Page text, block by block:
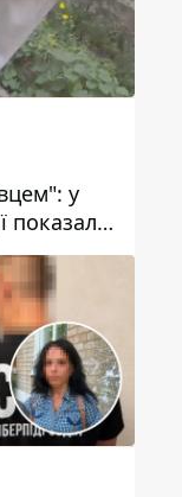
у
показали
Поля